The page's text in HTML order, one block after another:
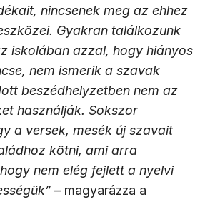
nincsenek meg az ehhez
Gyakran találkozunk
iskolában azzal, hogy hiányos
nem ismerik a szavak
beszédhelyzetben nem az
használják. Sokszor
a versek, mesék új szavait
kötni, ami arra
nem elég fejlett a nyelvi
– magyarázza a